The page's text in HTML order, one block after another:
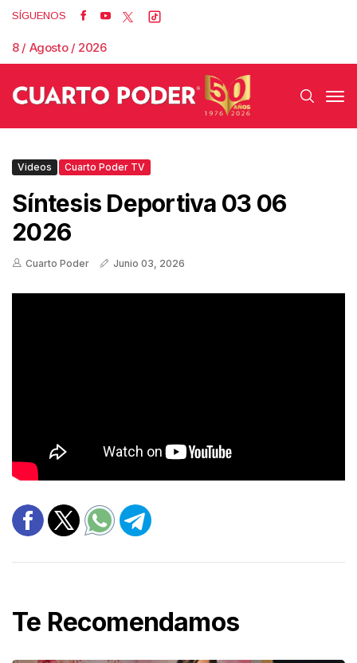
SÍGUENOS
8 / Agosto / 2026
Videos Cuarto Poder TV
Síntesis Deportiva 03 06
2026
Cuarto Poder Junio 03, 2026
Te Recomendamos